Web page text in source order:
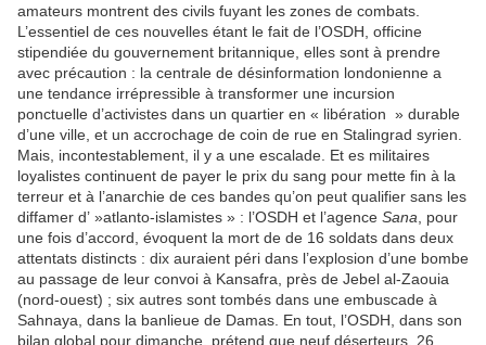
amateurs montrent des civils fuyant les zones de combats.
L’essentiel de ces nouvelles étant le fait de l’OSDH, officine
stipendiée du gouvernement britannique, elles sont à prendre
avec précaution : la centrale de désinformation londonienne a
une tendance irrépressible à transformer une incursion
ponctuelle d’activistes dans un quartier en « libération » durable
d’une ville, et un accrochage de coin de rue en Stalingrad syrien.
Mais, incontestablement, il y a une escalade. Et es militaires
loyalistes continuent de payer le prix du sang pour mette fin à la
terreur et à l’anarchie de ces bandes qu’on peut qualifier sans les
diffamer d’ »atlanto-islamistes » : l’OSDH et l’agence Sana , pour
une fois d’accord, évoquent la mort de de 16 soldats dans deux
attentats distincts : dix auraient péri dans l’explosion d’une bombe
au passage de leur convoi à Kansafra, près de Jebel al-Zaouia
(nord-ouest) ; six autres sont tombés dans une embuscade à
Sahnaya, dans la banlieue de Damas. En tout, l’OSDH, dans son
bilan global pour dimanche, prétend que neuf déserteurs, 26